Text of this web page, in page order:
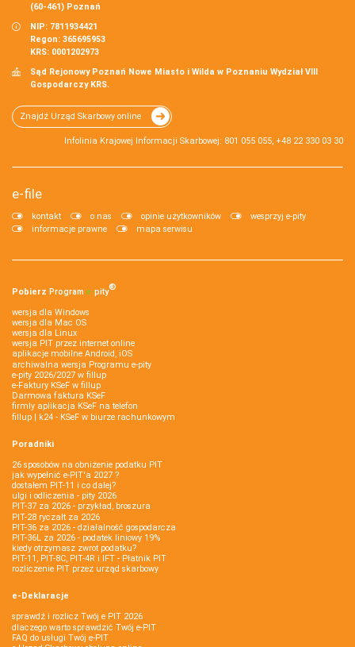
(60-461) Poznań
NIP: 7811934421
Regon: 365695953
KRS: 0001202973
Sąd Rejonowy Poznań Nowe Miasto i Wilda w Poznaniu Wydział VIII
Gospodarczy KRS.
Znajdź Urząd Skarbowy online
Infolinia Krajowej Informacji Skarbowej: 801 055 055, +48 22 330 03 30
e-file
kontakt o nas opinie użytkowników
wesprzyj e-pity
informacje prawne
mapa serwisu
Pobierz Program e‑pity®
wersja dla Windows
wersja dla Mac OS
wersja dla Linux
wersja PIT przez internet online
aplikacje mobilne Android, iOS
archiwalna wersja Programu e-pity
e-pity 2026/2027 w fillup
e‑Faktury KSeF w fillup
Darmowa faktura KSeF
firmly aplikacja KSeF na telefon
fillup | k24 - KSeF w biurze rachunkowym
Poradniki
26 sposobów na obniżenie podatku PIT
jak wypełnić e-PIT'a 2027 ?
dostałem PIT-11 i co dalej?
ulgi i odliczenia - pity 2026
PIT-37 za 2026 - przykład, broszura
PIT-28 ryczałt za 2026
PIT-36 za 2026 - działalność gospodarcza
PIT-36L za 2026 - podatek liniowy 19%
kiedy otrzymasz zwrot podatku?
PIT-11, PIT-8C, PIT-4R i IFT - Płatnik PIT
rozliczenie PIT przez urząd skarbowy
e-Deklaracje
sprawdź i rozlicz Twój e PIT 2026
dlaczego warto sprawdzić Twój e-PIT
FAQ do usługi Twój e-PIT